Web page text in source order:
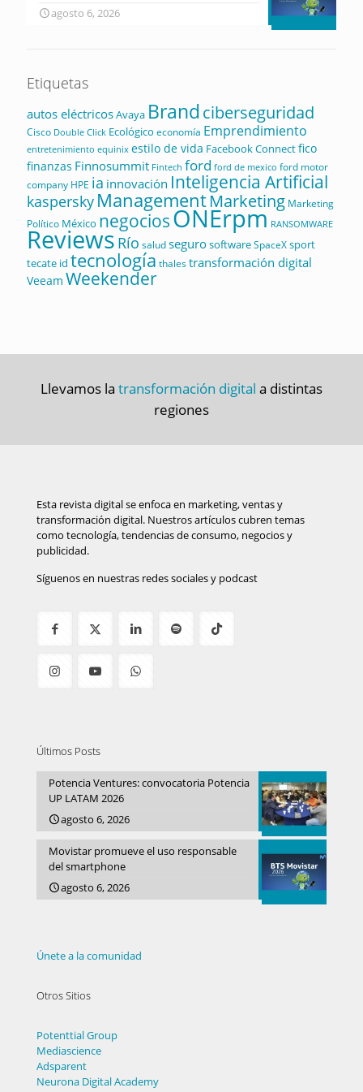
agosto 6, 2026
Etiquetas
autos eléctricosAvaya Brandciberseguridad
Cisco Double Click Ecológico economía Emprendimiento
entretenimiento equinix estilo de vida Facebook Connectfico
finanzas Finnosummit Fintech ford ford de mexico ford motor
company HPE ia innovación Inteligencia Artificial
kaspersky ManagementMarketing Marketing
Político México negociosONErpm RANSOMWARE
Reviews Río saludsegurosoftwareSpaceXsport
tecate id tecnología thalestransformación digital
Veeam Weekender
Llevamos la transformación digital a distintas
regiones
Esta revista digital se enfoca en marketing, ventas y
transformación digital. Nuestros artículos cubren temas
como tecnología, tendencias de consumo, negocios y
publicidad.
Síguenos en nuestras redes sociales y podcast
Últimos Posts
Potencia Ventures: convocatoria Potencia
UP LATAM 2026
agosto 6, 2026
Movistar promueve el uso responsable
del smartphone
agosto 6, 2026
Únete a la comunidad
Otros Sitios
Potenttial Group
Mediascience
Adsparent
Neurona Digital Academy